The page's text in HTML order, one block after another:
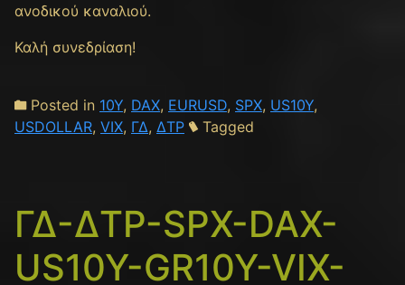
ανοδικού καναλιού.
Καλή συνεδρίαση!
Posted in 10Y, DAX, EURUSD, SPX, US10Y,
USDOLLAR, VIX, ΓΔ, ΔΤΡ Tagged
ΓΔ-ΔΤΡ-SPX-DAX-
US10Y-GR10Y-VIX-